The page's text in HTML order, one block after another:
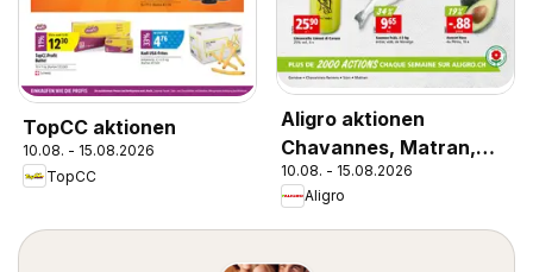
TopCC aktionen
10.08. - 15.08.2026
TopCC
Aligro aktionen
Chavannes, Matran,
Genève, Sion
10.08. - 15.08.2026
Aligro